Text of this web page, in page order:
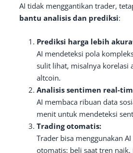
AI tidak menggantikan trader,
bantu analisis dan prediksi:
Prediksi harga lebih
AI mendeteksi pola
sulit lihat, misalnya korelasi
altcoin.
Analisis sentimen real-
AI membaca ribuan data
menit untuk mendeteksi
Trading otomatis:
Trader bisa menggunakan
otomatis: beli saat tren naik,